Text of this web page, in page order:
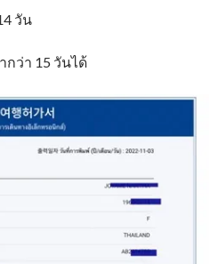
วัน
กว่า 15 วันได้